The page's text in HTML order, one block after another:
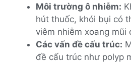
Môi trường ô nhiễm:
hút thuốc, khói bụi có
viêm nhiễm xoang mũi
Các vấn đề cấu trúc:
đề cấu trúc như polyp